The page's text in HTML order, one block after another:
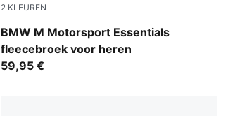
2 KLEUREN
BMW M Motorsport Essentials
fleecebroek voor heren
Puma Black
59,95 €